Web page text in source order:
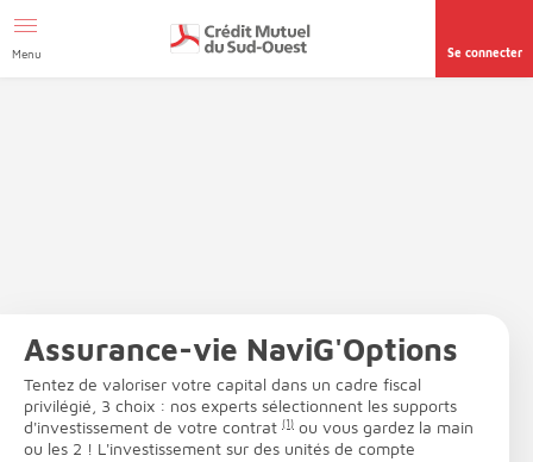
page accessibilité
Menu Se connecter
Assurance-vie NaviG'Options
Tentez de valoriser votre capital dans un cadre fiscal
privilégié, 3 choix : nos experts sélectionnent les supports
d'investissement de votre contrat (1) ou vous gardez la main
ou les 2 ! L'investissement sur des unités de compte